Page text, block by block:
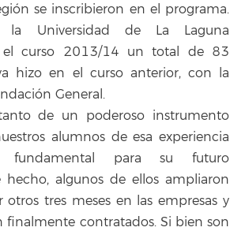
se inscribieron en el programa.
la Universidad de La Laguna
el curso 2013/14 un total de 83
hizo en el curso anterior, con la
General.
de un poderoso instrumento
alumnos de esa experiencia
fundamental para su futuro
hecho, algunos de ellos ampliaron
otros tres meses en las empresas y
finalmente contratados. Si bien son